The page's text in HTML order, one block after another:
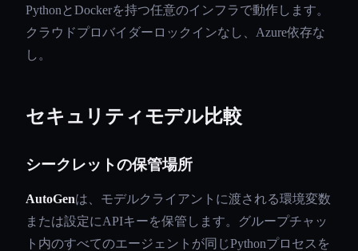
PythonとDockerを持つ任意のインフラで動作します。
クラウドプロバイダーロックインなし、Azure依存な
し。
セキュリティモデル比較
シークレットの保管場所
AutoGenは、モデルクライアントに渡される環境変数
または設定にAPIキーを保管します。グループチャッ
ト内のすべてのエージェントが同じPythonプロセスを